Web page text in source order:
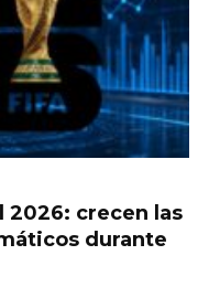
2026: crecen las
durante